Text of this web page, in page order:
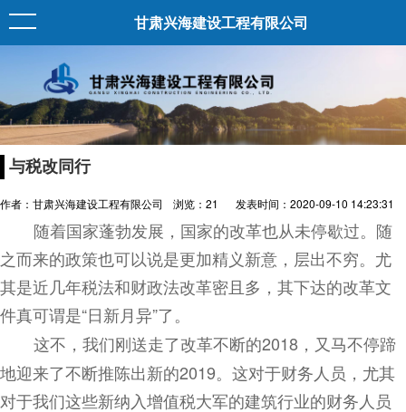
甘肃兴海建设工程有限公司
与税改同行
作者：甘肃兴海建设工程有限公司 浏览： 21 发表时间：2020-09-10 14:23:31
随着国家蓬勃发展，国家的改革也从未停歇过。随
之而来的政策也可以说是更加精义新意，层出不穷。尤
其是近几年税法和财政法改革密且多，其下达的改革文
件真可谓是“日新月异”了。
这不，我们刚送走了改革不断的2018 ，又马不停蹄
地迎来了不断推陈出新的2019。这对于财务人员，尤其
对于我们这些新纳入增值税大军的建筑行业的财务人员